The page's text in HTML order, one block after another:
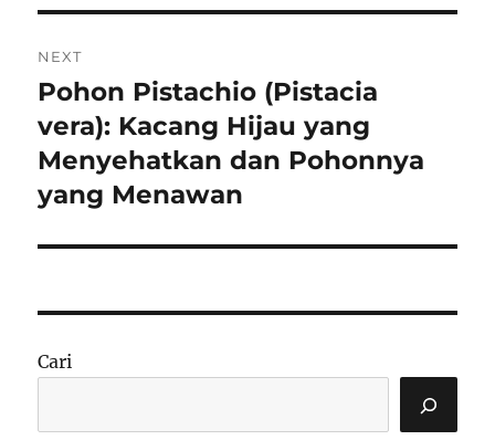
NEXT
Next
post:
Pohon Pistachio (Pistacia
vera): Kacang Hijau yang
Menyehatkan dan Pohonnya
yang Menawan
Cari